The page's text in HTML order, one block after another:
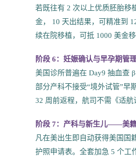
若既往有 2 次以上优质胚胎移
金， 10 天出结果，可精准到
续在院移植，可抵 1000 美金移
阶段 6：妊娠确认与早孕期
美国诊所普遍在 Day9 抽血查
部分产科不接受“境外试管”早
32 周前返程，航司不需《适航
阶段 7：产科与新生儿——美
凡在美出生即自动获得美国国
护照申请表。全套加急 5 个工